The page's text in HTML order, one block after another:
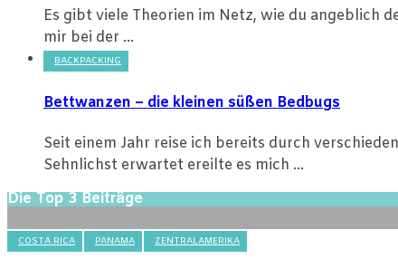
Es gibt viele Theorien im Netz, wie du angeblich
mir bei der ...
BACKPACKING
Bettwanzen – die kleinen süßen Bedbugs
Seit einem Jahr reise ich bereits durch
Sehnlichst erwartet ereilte es mich ...
Die Top 3 Beiträge
COSTA RICA PANAMA ZENTRALAMERIKA